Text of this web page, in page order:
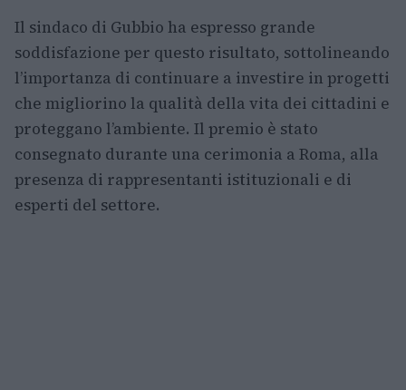
Il sindaco di Gubbio ha espresso grande
soddisfazione per questo risultato, sottolineando
l’importanza di continuare a investire in progetti
che migliorino la qualità della vita dei cittadini e
proteggano l’ambiente. Il premio è stato
consegnato durante una cerimonia a Roma, alla
presenza di rappresentanti istituzionali e di
esperti del settore.